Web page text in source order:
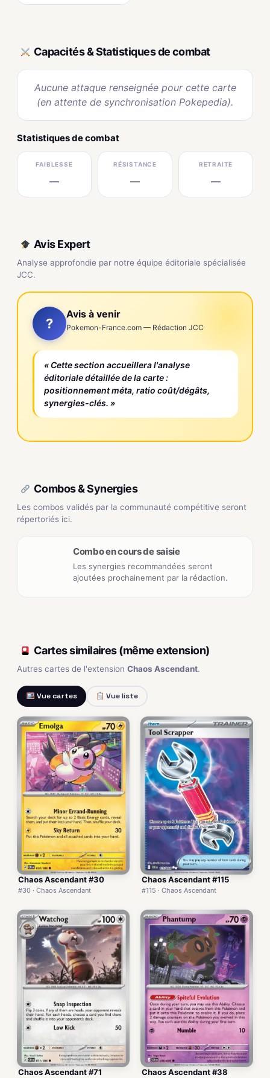
Capacités & Statistiques de combat
Aucune attaque renseignée pour cette carte
(en attente de synchronisation Pokepedia).
Statistiques de combat
FAIBLESSE
—
RÉSISTANCE
—
RETRAITE
—
Avis Expert
Analyse approfondie par notre équipe éditoriale spécialisée
JCC.
?
Avis à venir
Pokemon-France.com — Rédaction JCC
« Cette section accueillera l'analyse
éditoriale détaillée de la carte :
positionnement méta, ratio coût/dégâts,
synergies-clés. »
Combos & Synergies
Les combos validés par la communauté compétitive seront
répertoriés ici.
Combo en cours de saisie
Les synergies recommandées seront
ajoutées prochainement par la rédaction.
Cartes similaires (même extension)
Autres cartes de l'extension Chaos Ascendant.
Vue cartes Vue liste
Chaos Ascendant #30
#30 · Chaos Ascendant
Chaos Ascendant #115
#115 · Chaos Ascendant
Chaos Ascendant #71 Chaos Ascendant #38